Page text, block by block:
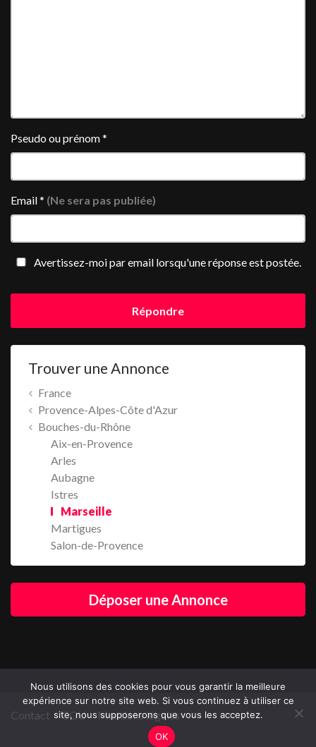
Pseudo ou prénom*
Email* (Ne sera pas publiée)
Avertissez-moi par email lorsqu'une réponse est postée.
Répondre
Trouver une Annonce
France
Provence-Alpes-Côte d'Azur
Bouches-du-Rhône
Aix-en-Provence
Arles
Aubagne
Istres
Marseille
Martigues
Salon-de-Provence
Déposer une Annonce
Contact CGU Mentions légales
Nous utilisons des cookies pour vous garantir la meilleure
expérience sur notre site web. Si vous continuez à utiliser ce
site, nous supposerons que vous les acceptez.
OK